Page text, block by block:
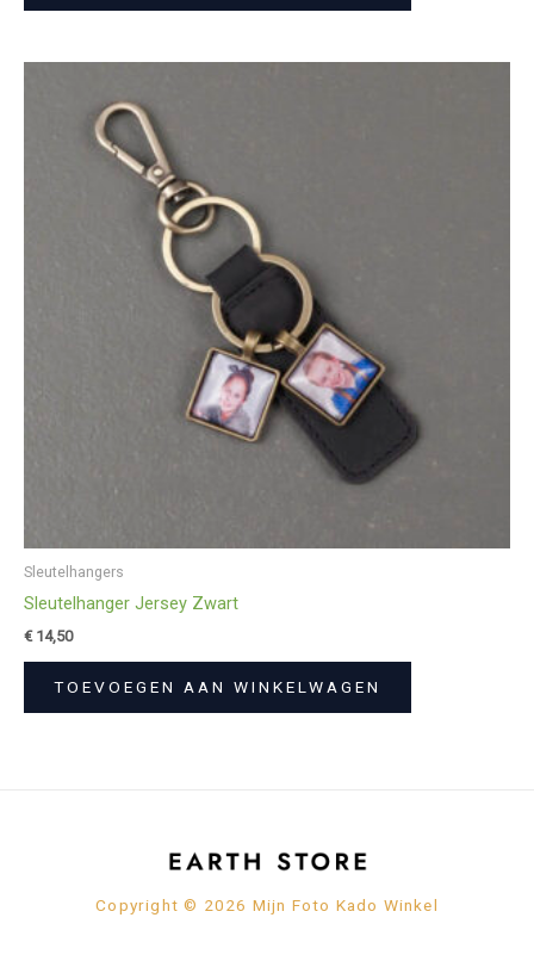
Sleutelhangers
Sleutelhanger Jersey Zwart
€14,50
TOEVOEGEN AAN WINKELWAGEN
Copyright © 2026 Mijn Foto Kado Winkel